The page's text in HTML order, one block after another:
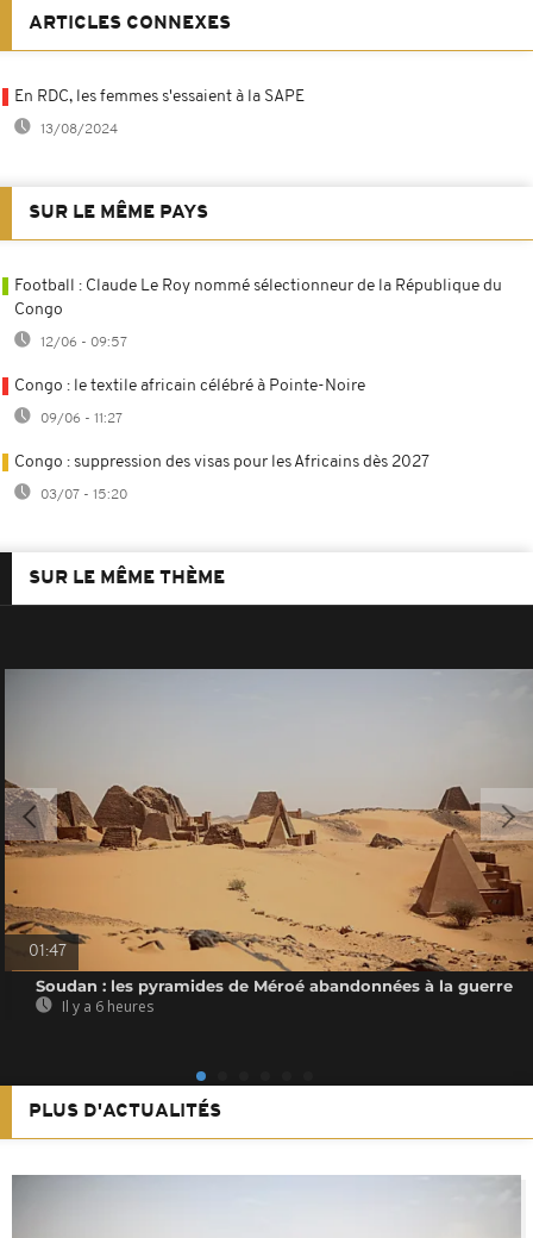
ARTICLES CONNEXES
En RDC, les femmes s'essaient à la SAPE
13/08/2024
SUR LE MÊME PAYS
Football : Claude Le Roy nommé sélectionneur de la République du
Congo
12/06 - 09:57
Congo : le textile africain célébré à Pointe-Noire
09/06 - 11:27
Congo : suppression des visas pour les Africains dès 2027
03/07 - 15:20
SUR LE MÊME THÈME
01:47
Soudan : les pyramides de Méroé abandonnées à la guerre
Il y a 6 heures
PLUS D'ACTUALITÉS